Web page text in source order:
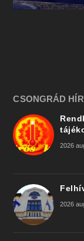
CSONGRÁD
2026
2026